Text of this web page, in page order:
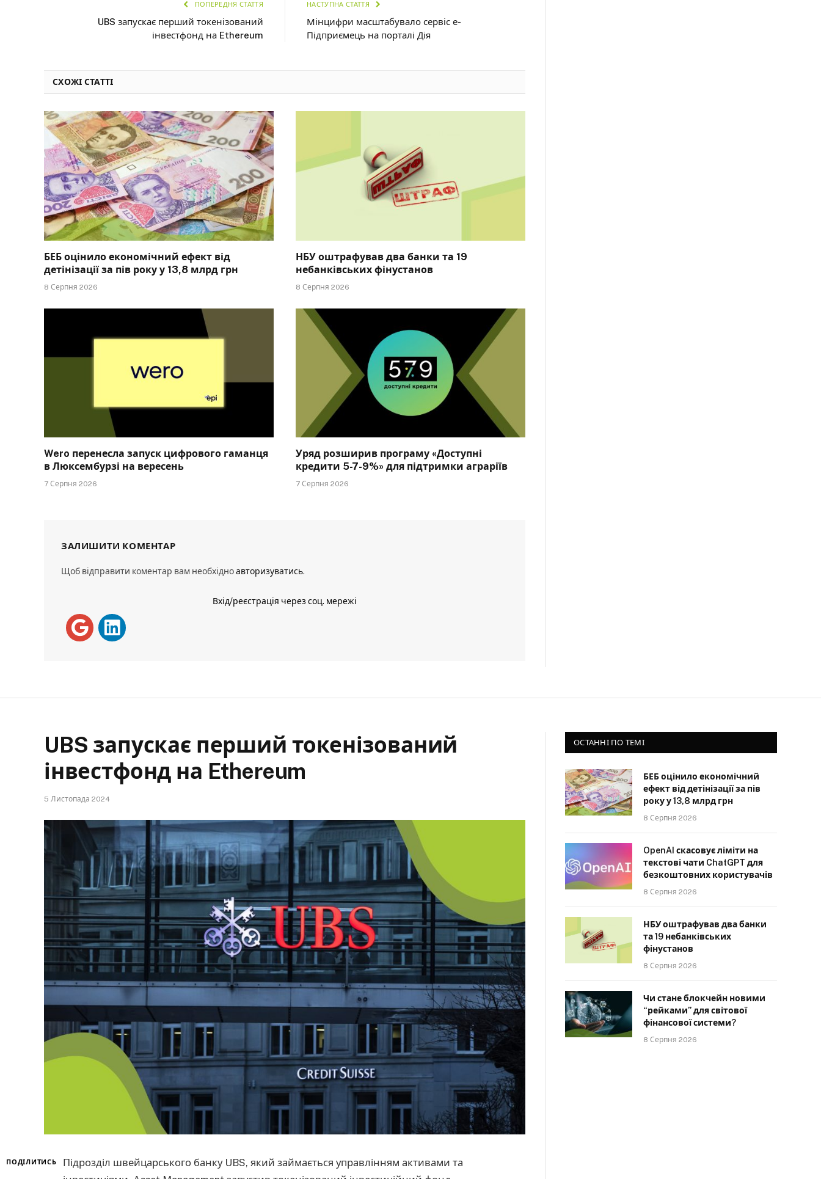
ПОПЕРЕДНЯ СТАТТЯ
UBS запускає перший токенізований
інвестфонд на Ethereum
НАСТУПНА СТАТТЯ
Мінцифри масштабувало сервіс е-
Підприємець на порталі Дія
СХОЖІ СТАТТІ
БЕБ оцінило економічний ефект від
детінізації за пів року у 13,8 млрд грн
8 Серпня 2026
НБУ оштрафував два банки та 19
небанківських фінустанов
8 Серпня 2026
Wero перенесла запуск цифрового гаманця
в Люксембурзі на вересень
7 Серпня 2026
Уряд розширив програму «Доступні
кредити 5-7-9%» для підтримки аграріїв
7 Серпня 2026
ЗАЛИШИТИ КОМЕНТАР
Щоб відправити коментар вам необхідноавторизуватись.
Вхід/реєстрація через соц. мережі
UBS запускає перший токенізований
інвестфонд на Ethereum
5 Листопада 2024
ПОДІЛИТИСЬ
Підрозділ швейцарського банку UBS, який займається управлінням активами та
ОСТАННІ ПО ТЕМІ
БЕБ оцінило економічний
ефект від детінізації за пів
року у 13,8 млрд грн
8 Серпня 2026
OpenAI скасовує ліміти на
текстові чати ChatGPT для
безкоштовних користувачів
8 Серпня 2026
НБУ оштрафував два банки
та 19 небанківських
фінустанов
8 Серпня 2026
Чи стане блокчейн новими
“рейками” для світової
фінансової системи?
8 Серпня 2026